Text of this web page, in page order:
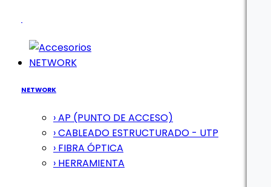
NETWORK
NETWORK
› AP (PUNTO DE ACCESO)
› CABLEADO ESTRUCTURADO - UTP
› FIBRA ÓPTICA
› HERRAMIENTA